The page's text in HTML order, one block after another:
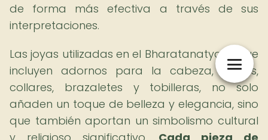
de forma más efectiva a través de sus
interpretaciones.
Las joyas utilizadas en el Bharatanatyam, que
incluyen adornos para la cabeza, aretes,
collares, brazaletes y tobilleras, no solo
añaden un toque de belleza y elegancia, sino
que también aportan un simbolismo cultural